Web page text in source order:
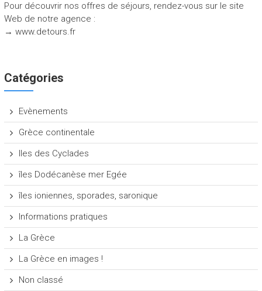
Pour découvrir nos offres de séjours, rendez-vous sur le site
Web de notre agence :
→ www.detours.fr
Catégories
Evènements
Grèce continentale
Iles des Cyclades
îles Dodécanèse mer Egée
îles ioniennes, sporades, saronique
Informations pratiques
La Grèce
La Grèce en images !
Non classé